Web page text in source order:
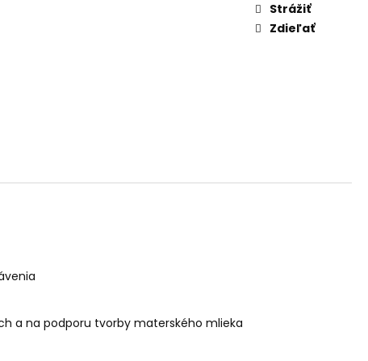
Strážiť
Zdieľať
a na podporu tvorby materského mlieka